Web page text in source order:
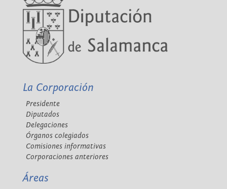
La Corporación
Presidente
Diputados
Delegaciones
Órganos colegiados
Comisiones informativas
Corporaciones anteriores
Áreas